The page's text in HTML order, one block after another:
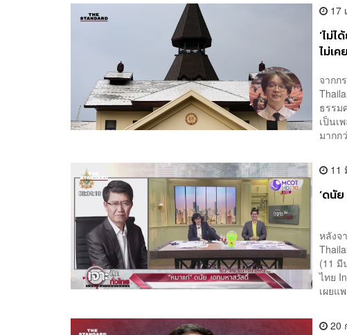
17
‘ไม่
ไม่เ
จากก
ธรรม
เป็นเ
มากก
11
‘ดนั
หลังจ
(11 มี
ไทย
เผยแ
20